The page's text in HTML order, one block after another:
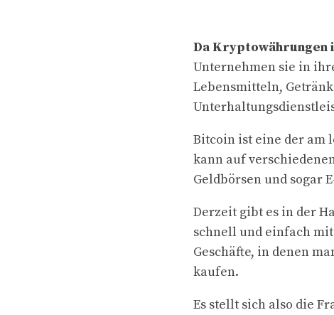
Da Kryptowährungen
Unternehmen sie in
Lebensmitteln,
Bitcoin ist eine der am
kann auf
Geldbörsen und sogar
Derzeit gibt es in der
schnell und einfach
Geschäfte, in denen
kaufen.
Es stellt sich also die